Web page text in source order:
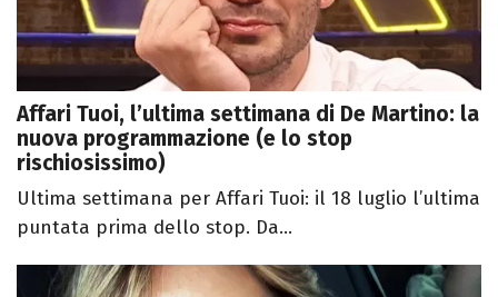
Affari Tuoi, l’ultima settimana di De Martino: la
nuova programmazione (e lo stop
rischiosissimo)
Ultima settimana per Affari Tuoi: il 18 luglio l’ultima
puntata prima dello stop. Da...